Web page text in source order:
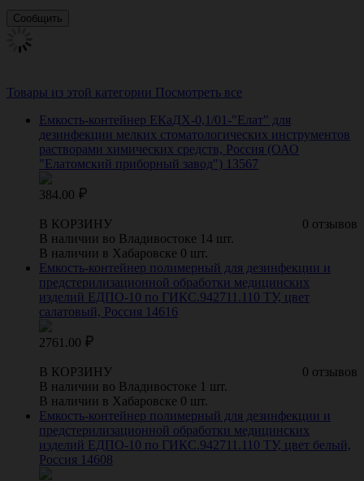
Товары из этой категории Посмотреть все
Емкость-контейнер ЕКаДХ-0,1/01-"Елат" для
дезинфекции мелких стоматологических инструментов
растворами химических средств, Россия (ОАО
"Елатомский приборный завод") 13567
384.00
0 отзывов
В КОРЗИНУ
В наличии во Владивостоке 14 шт.
В наличии в Хабаровске 0 шт.
Емкость-контейнер полимерный для дезинфекции и
предстерилизационной обработки медицинских
изделий ЕДПО-10 по ГИКС.942711.110 ТУ, цвет
салатовый, Россия 14616
2761.00
0 отзывов
В КОРЗИНУ
В наличии во Владивостоке 1 шт.
В наличии в Хабаровске 0 шт.
Емкость-контейнер полимерный для дезинфекции и
предстерилизационной обработки медицинских
изделий ЕДПО-10 по ГИКС.942711.110 ТУ, цвет белый,
Россия 14608